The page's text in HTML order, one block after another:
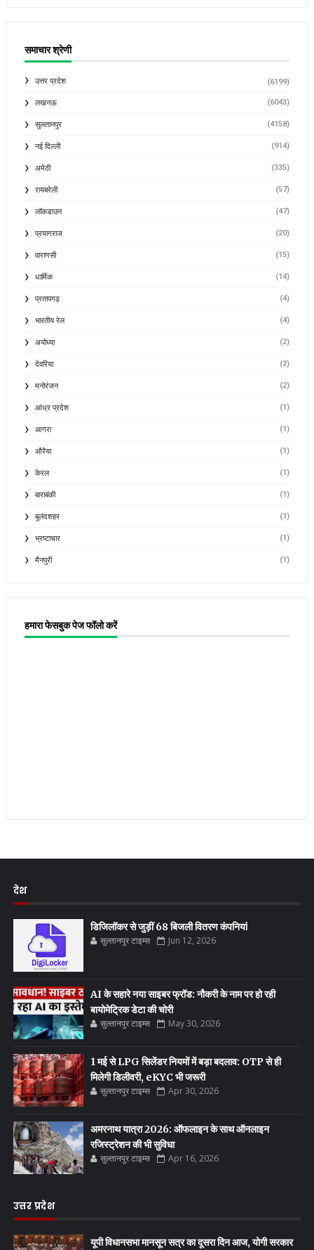
समाचार श्रेणी
उत्तर प्रदेश (6199)
लखनऊ (6043)
सुलतानपुर (4158)
नई दिल्ली (914)
अमेठी (335)
रायबरेली (57)
लॉकडाउन (47)
प्रयागराज (20)
वाराणसी (15)
धार्मिक (14)
प्रतापगढ़ (4)
भारतीय रेल (4)
अयोध्या (2)
देवरिया (2)
मनोरंजन (2)
आंध्र प्रदेश (1)
आगरा (1)
औरैया (1)
केरल (1)
बाराबंकी (1)
बुलंदशहर (1)
भ्रष्टाचार (1)
मैनपुरी (1)
हमारा फेसबुक पेज फॉलो करें
देश
डिजिलॉकर से जुड़ीं 68 बिजली वितरण कंपनियां
सुल्तानपुर टाइम्स Jun 12, 2026
AI के सहारे नया साइबर फ्रॉड: नौकरी के नाम पर हो रही
बायोमेट्रिक डेटा की चोरी
सुल्तानपुर टाइम्स May 30, 2026
1 मई से LPG सिलेंडर नियमों में बड़ा बदलाव: OTP से ही
मिलेगी डिलीवरी, eKYC भी जरूरी
सुल्तानपुर टाइम्स Apr 30, 2026
अमरनाथ यात्रा 2026: ऑफलाइन के साथ ऑनलाइन
रजिस्ट्रेशन की भी सुविधा
सुल्तानपुर टाइम्स Apr 16, 2026
उत्तर प्रदेश
यूपी विधानसभा मानसून सत्र का दूसरा दिन आज, योगी सरकार